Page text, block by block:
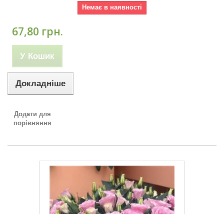
Немає в наявності
67,80 грн.
У Кошик
Докладніше
Додати для
порівняння